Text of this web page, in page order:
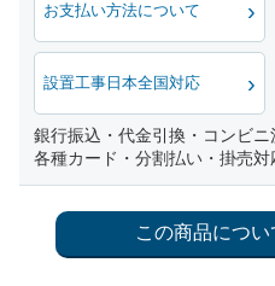
お支払い方法について
設置工事日本全国対応
銀行振込・代金引換・コンビニ
各種カード・分割払い・掛売対